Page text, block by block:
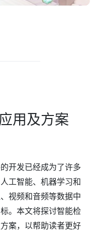
用及方案
开发已经成为了许多
工智能、机器学习和
视频和音频等数据中
。本文将探讨智能检
案，以帮助读者更好